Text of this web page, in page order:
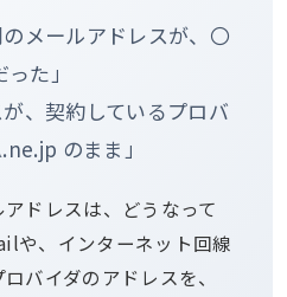
のメールアドレスが、〇
た」
が、契約しているプロバ
のまま」
ドレスは、どうなって
や、インターネット回線
バイダのアドレスを、